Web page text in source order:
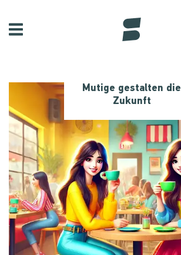
Mutige gestalten die
Zukunft